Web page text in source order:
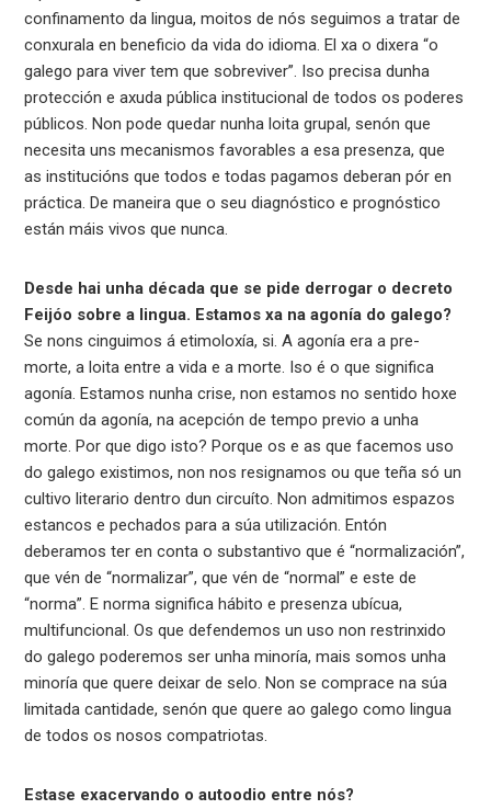
confinamento da lingua, moitos de nós seguimos a tratar de
conxurala en beneficio da vida do idioma. El xa o dixera “o
galego para viver tem que sobreviver”. Iso precisa dunha
protección e axuda pública institucional de todos os poderes
públicos. Non pode quedar nunha loita grupal, senón que
necesita uns mecanismos favorables a esa presenza, que
as institucións que todos e todas pagamos deberan pór en
práctica. De maneira que o seu diagnóstico e prognóstico
están máis vivos que nunca.
Desde hai unha década que se pide derrogar o decreto
Feijóo sobre a lingua. Estamos xa na agonía do galego?
Se nons cinguimos á etimoloxía, si. A agonía era a pre-
morte, a loita entre a vida e a morte. Iso é o que significa
agonía. Estamos nunha crise, non estamos no sentido hoxe
común da agonía, na acepción de tempo previo a unha
morte. Por que digo isto? Porque os e as que facemos uso
do galego existimos, non nos resignamos ou que teña só un
cultivo literario dentro dun circuíto. Non admitimos espazos
estancos e pechados para a súa utilización. Entón
deberamos ter en conta o substantivo que é “normalización”,
que vén de “normalizar”, que vén de “normal” e este de
“norma”. E norma significa hábito e presenza ubícua,
multifuncional. Os que defendemos un uso non restrinxido
do galego poderemos ser unha minoría, mais somos unha
minoría que quere deixar de selo. Non se comprace na súa
limitada cantidade, senón que quere ao galego como lingua
de todos os nosos compatriotas.
Estase exacervando o autoodio entre nós?